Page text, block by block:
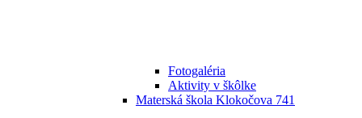
Fotogaléria
Aktivity v škôlke
Materská škola Klokočova 741